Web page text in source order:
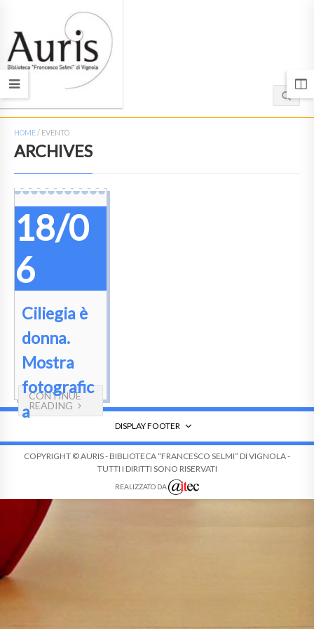
HOME/ EVENTO
ARCHIVES
18/0
6
Ciliegia è
donna.
Mostra
fotografic
a
CONTINUE
READING
DISPLAY FOOTER
COPYRIGHT © AURIS - BIBLIOTECA “FRANCESCO SELMI” DI VIGNOLA -
TUTTI I DIRITTI SONO RISERVATI
REALIZZATO DA